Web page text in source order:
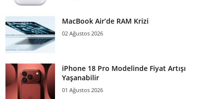
MacBook Air’de RAM Krizi
02 Ağustos 2026
iPhone 18 Pro Modelinde Fiyat Artışı
Yaşanabilir
01 Ağustos 2026